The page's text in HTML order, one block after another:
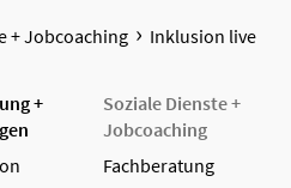
+ Jobcoaching Inklusion live
+
Soziale Dienste +
Jobcoaching
Fachberatung